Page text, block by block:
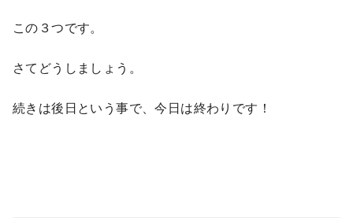
この３つです。
さてどうしましょう。
続きは後日という事で、今日は終わりです！